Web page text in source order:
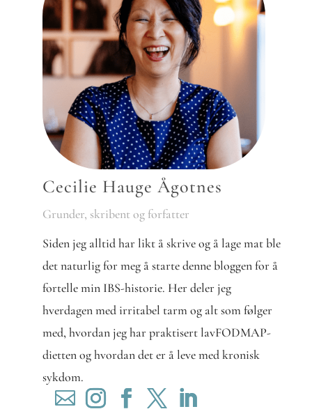
Cecilie Hauge Ågotnes
Grunder, skribent og forfatter
Siden jeg alltid har likt å skrive og å lage mat ble
det naturlig for meg å starte denne bloggen for å
fortelle min IBS-historie. Her deler jeg
hverdagen med irritabel tarm og alt som følger
med, hvordan jeg har praktisert lavFODMAP-
dietten og hvordan det er å leve med kronisk
sykdom.